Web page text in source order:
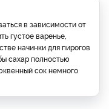
в зависимости от
густое варенье,
начинки для пирогов
сахар полностью
сок немного